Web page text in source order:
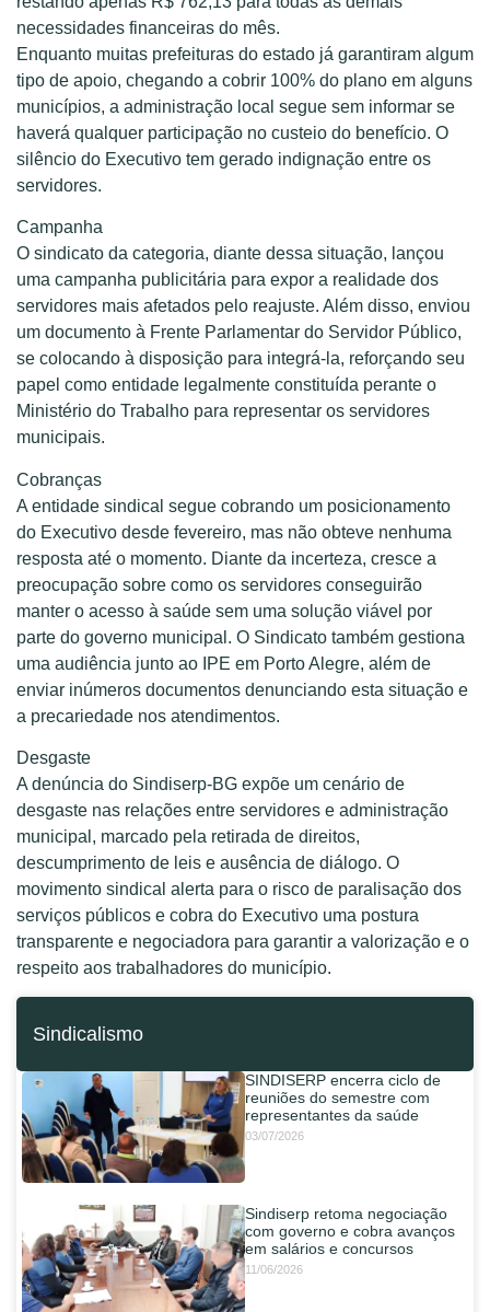
necessidades financeiras do mês.
Enquanto muitas prefeituras do estado já garantiram algum
tipo de apoio, chegando a cobrir 100% do plano em alguns
municípios, a administração local segue sem informar se
haverá qualquer participação no custeio do benefício. O
silêncio do Executivo tem gerado indignação entre os
servidores.
Campanha
O sindicato da categoria, diante dessa situação, lançou
uma campanha publicitária para expor a realidade dos
servidores mais afetados pelo reajuste. Além disso, enviou
um documento à Frente Parlamentar do Servidor Público,
se colocando à disposição para integrá-la, reforçando seu
papel como entidade legalmente constituída perante o
Ministério do Trabalho para representar os servidores
municipais.
Cobranças
A entidade sindical segue cobrando um posicionamento
do Executivo desde fevereiro, mas não obteve nenhuma
resposta até o momento. Diante da incerteza, cresce a
preocupação sobre como os servidores conseguirão
manter o acesso à saúde sem uma solução viável por
parte do governo municipal. O Sindicato também gestiona
uma audiência junto ao IPE em Porto Alegre, além de
enviar inúmeros documentos denunciando esta situação e
a precariedade nos atendimentos.
Desgaste
A denúncia do Sindiserp-BG expõe um cenário de
desgaste nas relações entre servidores e administração
municipal, marcado pela retirada de direitos,
descumprimento de leis e ausência de diálogo. O
movimento sindical alerta para o risco de paralisação dos
serviços públicos e cobra do Executivo uma postura
transparente e negociadora para garantir a valorização e o
respeito aos trabalhadores do município.
Sindicalismo
SINDISERP encerra ciclo de
reuniões do semestre com
representantes da saúde
03/07/2026
Sindiserp retoma negociação
com governo e cobra avanços
em salários e concursos
11/06/2026